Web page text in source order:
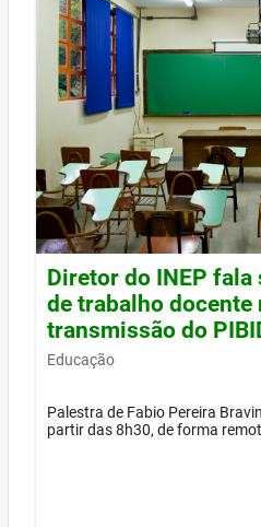
Diretor do INEP fala
de trabalho docente
transmissão do
Educação
Palestra de Fabio Pereira
partir das 8h30, de forma